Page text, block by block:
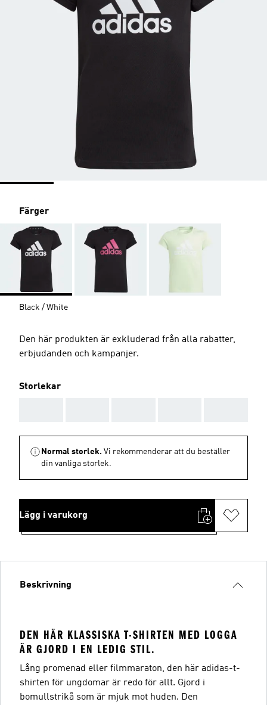
Färger
Black / White
Den här produkten är exkluderad från alla rabatter,
erbjudanden och kampanjer.
Storlekar
Normal storlek. Vi rekommenderar att du beställer
din vanliga storlek.
Lägg i varukorg
Beskrivning
DEN HÄR KLASSISKA T-SHIRTEN MED LOGGA
ÄR GJORD I EN LEDIG STIL.
Lång promenad eller filmmaraton, den här adidas-t-
shirten för ungdomar är redo för allt. Gjord i
bomullstrikå som är mjuk mot huden. Den